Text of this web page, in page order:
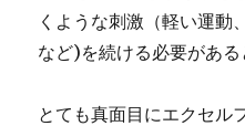
くような刺激（軽い運動
など)を続ける必要がある
とても真面目にエクセル